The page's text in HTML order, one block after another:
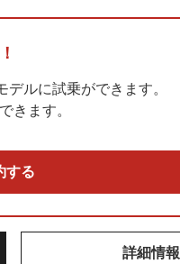
ルに試乗ができます。
きます。
する
詳細情報